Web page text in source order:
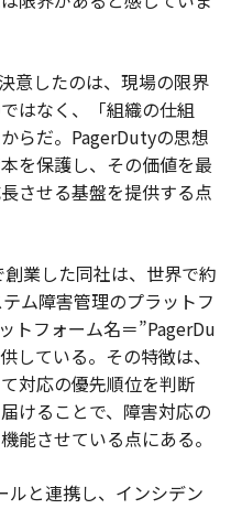
意したのは、現場の限界
はなく、「組織の仕組
らだ。PagerDutyの思想
を保護し、その価値を最
させる基盤を提供する点
業した同社は、世界で約
ム障害管理のプラットフ
トフォーム名＝”PagerDu
ている。その特徴は、
対応の優先順位を判断
けることで、障害対応の
能させている点にある。
ルと連携し、インシデン